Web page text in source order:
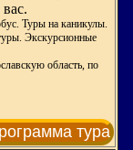
Туры на каникулы.
Экскурсионные
область, по
тура